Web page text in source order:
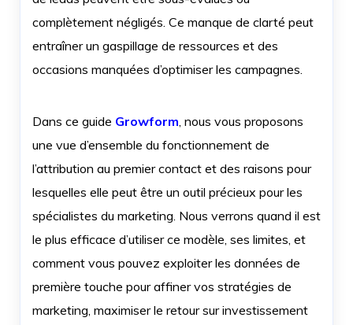
complètement négligés. Ce manque de clarté peut
entraîner un gaspillage de ressources et des
occasions manquées d’optimiser les campagnes.
Dans ce guide Growform, nous vous proposons
une vue d’ensemble du fonctionnement de
l’attribution au premier contact et des raisons pour
lesquelles elle peut être un outil précieux pour les
spécialistes du marketing. Nous verrons quand il est
le plus efficace d’utiliser ce modèle, ses limites, et
comment vous pouvez exploiter les données de
première touche pour affiner vos stratégies de
marketing, maximiser le retour sur investissement